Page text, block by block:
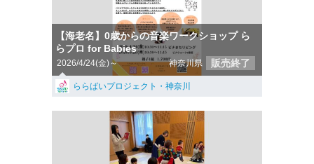
【海老名】0歳からの音楽ワークショップ ら
らプロ for Babies
2026/4/24(金)～ 神奈川県 販売終了
ららばいプロジェクト・神奈川